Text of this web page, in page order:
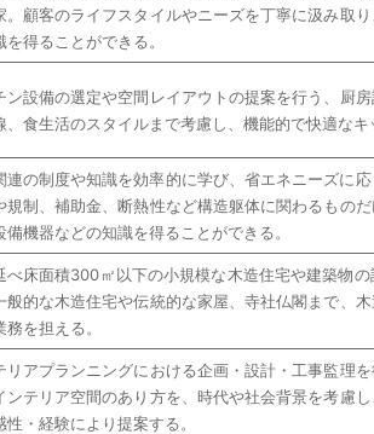
。顧客のライフスタイルやニーズを丁寧に汲み取
を得ることができる。
ン設備の選定や空間レイアウトの提案を行う、厨
、食生活のスタイルまで考慮し、機能的で快適なキ
連の制度や知識を効率的に学び、省エネニーズに
規制、補助金、断熱性など構造躯体に関わるもの
備機器などの知識を得ることができる。
べ床面積300㎡以下の小規模な木造住宅や建築物
般的な木造住宅や伝統的な家屋、寺社仏閣まで、
務を担える。
リアプランニングにおける企画・設計・工事監理
ンテリア空間のあり方を、時代や社会背景を考慮
性・経験により提案する。